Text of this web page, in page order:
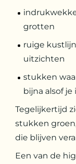
grotten
ruige
uitzichten
stukken
bijna alsof
Tegelijkertijd
stukken
die blijven
Een van de